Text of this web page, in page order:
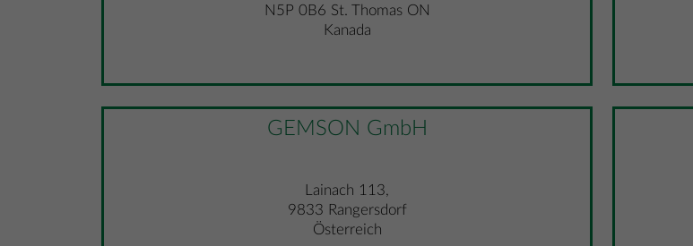
N5P 0B6 St. Thomas ON
Kanada
GEMSON GmbH
Lainach 113,
9833 Rangersdorf
Österreich